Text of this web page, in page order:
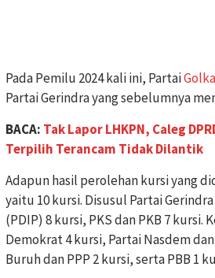
Pada Pemilu 2024 kali ini, Partai
Partai Gerindra yang sebelumnya
BACA: Tak Lapor LHKPN, Caleg
Terpilih Terancam Tidak Dilantik
Adapun hasil perolehan kursi yang
yaitu 10 kursi. Disusul Partai
(PDIP) 8 kursi, PKS dan PKB 7 kursi.
Demokrat 4 kursi, Partai Nasdem
Buruh dan PPP 2 kursi, serta PBB 1